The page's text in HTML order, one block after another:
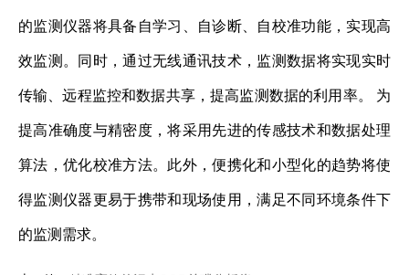
的监测仪器将具备自学习、自诊断、自校准功能，实现高
效监测。同时，通过无线通讯技术，监测数据将实现实时
传输、远程监控和数据共享，提高监测数据的利用率。 为
提高准确度与精密度，将采用先进的传感技术和数据处理
算法，优化校准方法。此外，便携化和小型化的趋势将使
得监测仪器更易于携带和现场使用，满足不同环境条件下
的监测需求。